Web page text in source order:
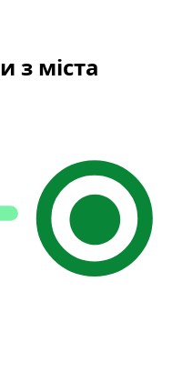
з міста